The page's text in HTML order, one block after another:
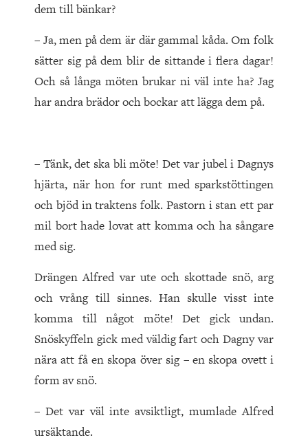
dem till bänkar?
– Ja, men på dem är där gammal kåda. Om folk
sätter sig på dem blir de sittande i flera dagar!
Och så långa möten brukar ni väl inte ha? Jag
har andra brädor och bockar att lägga dem på.
– Tänk, det ska bli möte! Det var jubel i Dagnys
hjärta, när hon for runt med sparkstöttingen
och bjöd in traktens folk. Pastorn i stan ett par
mil bort hade lovat att komma och ha sångare
med sig.
Drängen Alfred var ute och skottade snö, arg
och vrång till sinnes. Han skulle visst inte
komma till något möte! Det gick undan.
Snöskyffeln gick med väldig fart och Dagny var
nära att få en skopa över sig – en skopa ovett i
form av snö.
– Det var väl inte avsiktligt, mumlade Alfred
ursäktande.